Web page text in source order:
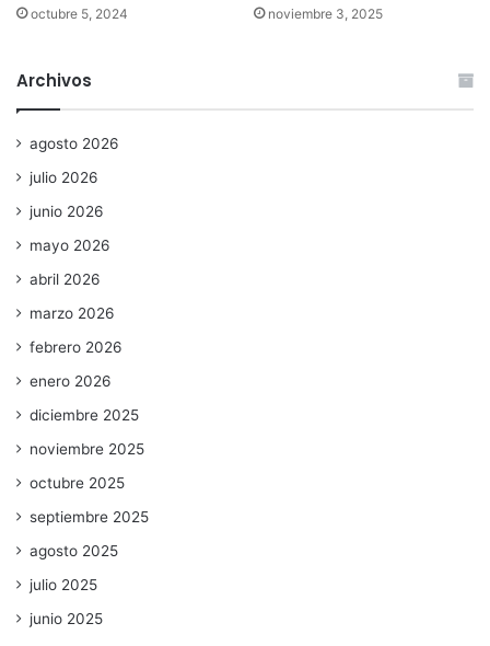
octubre 5, 2024 noviembre 3, 2025
Archivos
agosto 2026
julio 2026
junio 2026
mayo 2026
abril 2026
marzo 2026
febrero 2026
enero 2026
diciembre 2025
noviembre 2025
octubre 2025
septiembre 2025
agosto 2025
julio 2025
junio 2025